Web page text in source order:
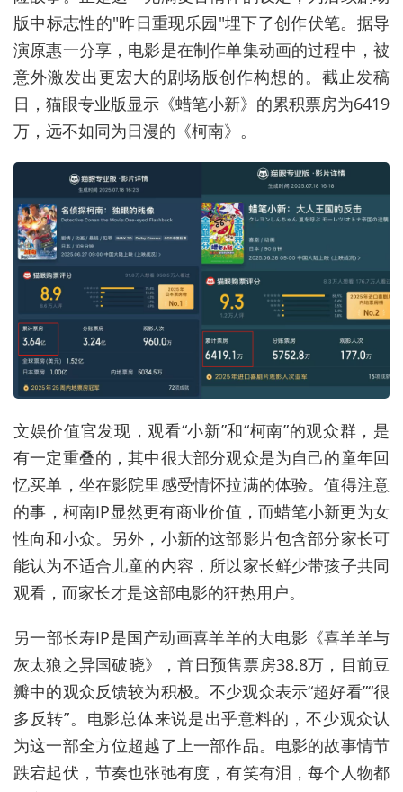
版中标志性的"昨日重现乐园"埋下了创作伏笔。据导
演原惠一分享，电影是在制作单集动画的过程中，被
意外激发出更宏大的剧场版创作构想的。截止发稿
日，猫眼专业版显示《蜡笔小新》的累积票房为6419
万，远不如同为日漫的《柯南》。
文娱价值官发现，观看“小新”和“柯南”的观众群，是
有一定重叠的，其中很大部分观众是为自己的童年回
忆买单，坐在影院里感受情怀拉满的体验。值得注意
的事，柯南IP显然更有商业价值，而蜡笔小新更为女
性向和小众。另外，小新的这部影片包含部分家长可
能认为不适合儿童的内容，所以家长鲜少带孩子共同
观看，而家长才是这部电影的狂热用户。
另一部长寿IP是国产动画喜羊羊的大电影《喜羊羊与
灰太狼之异国破晓》，首日预售票房38.8万，目前豆
瓣中的观众反馈较为积极。不少观众表示“超好看”“很
多反转”。电影总体来说是出乎意料的，不少观众认
为这一部全方位超越了上一部作品。电影的故事情节
跌宕起伏，节奏也张弛有度，有笑有泪，每个人物都